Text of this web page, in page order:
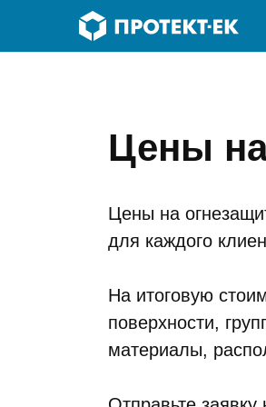
Цены
Цены на
для каждого
На итоговую
поверхности,
материалы,